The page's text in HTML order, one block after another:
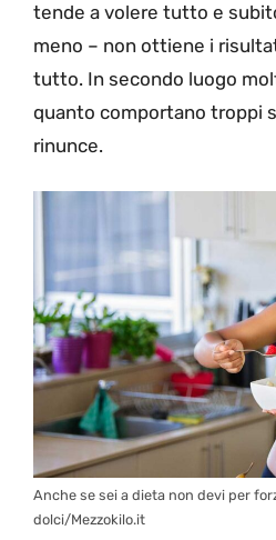
tende a volere tutto e
meno – non ottiene i
tutto. In secondo luogo
quanto comportano troppi
rinunce.
Anche se sei a dieta non devi per
dolci/Mezzokilo.it